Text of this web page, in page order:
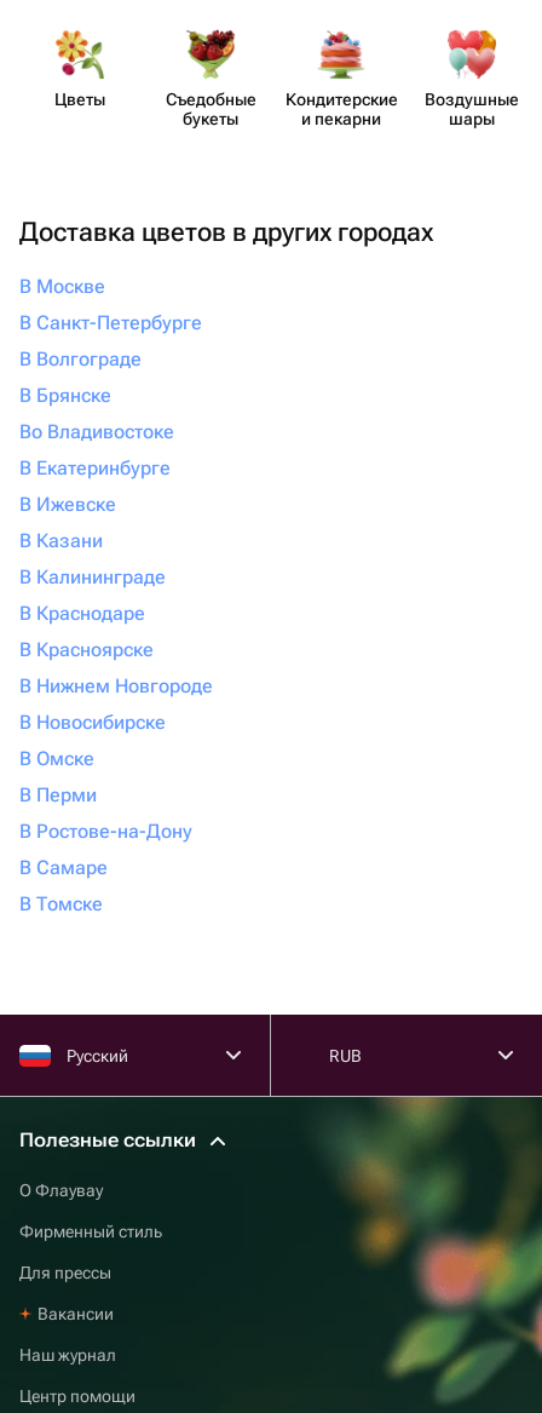
Цветы
Съедобные
букеты
Кондит​ерские
и пекарни
Воздушные
шары
Доставка цветов в других городах
В Москве
В Санкт-Петербурге
В Волгограде
В Брянске
Во Владивостоке
В Екатеринбурге
В Ижевске
В Казани
В Калининграде
В Краснодаре
В Красноярске
В Нижнем Новгороде
В Новосибирске
В Омске
В Перми
В Ростове-на-Дону
В Самаре
В Томске
Русский RUB
Полезные ссылки
О Флаувау
Фирменный стиль
Для прессы
Вакансии
Наш журнал
Центр помощи